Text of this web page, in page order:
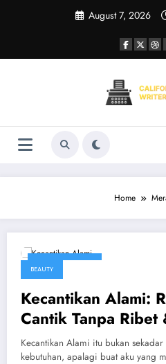
August 7, 2026
Home
BEAUTY
Kecantikan Alami:
Cantik Tanpa Ribet
Kecantikan Alami itu bukan
kebutuhan, apalagi buat aku yang